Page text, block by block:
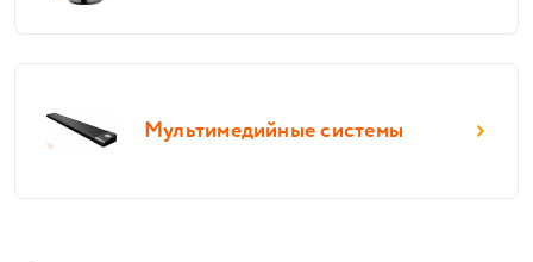
Мультимедийные системы